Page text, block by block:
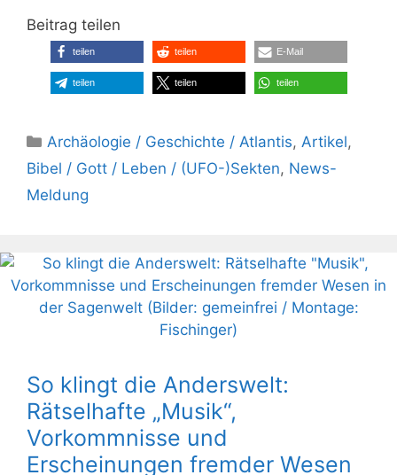
Beitrag teilen
teilen teilen E-Mail
teilen teilen teilen
Kategorien
Archäologie / Geschichte / Atlantis, Artikel,
Bibel / Gott / Leben / (UFO-)Sekten, News-
Meldung
So klingt die Anderswelt:
Rätselhafte „Musik“,
Vorkommnisse und
Erscheinungen fremder Wesen